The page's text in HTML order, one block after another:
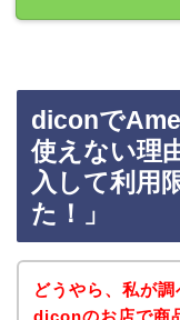
diconで
使えない理
入して利用
た！」
どうやら、私が調
diconのお店で商